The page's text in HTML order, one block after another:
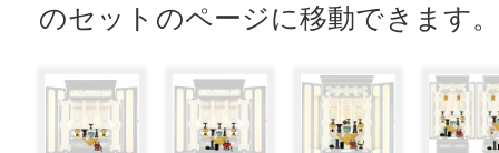
のセットのページに移動できます